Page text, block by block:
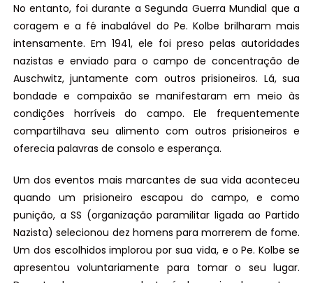
No entanto, foi durante a Segunda Guerra Mundial que a
coragem e a fé inabalável do Pe. Kolbe brilharam mais
intensamente. Em 1941, ele foi preso pelas autoridades
nazistas e enviado para o campo de concentração de
Auschwitz, juntamente com outros prisioneiros. Lá, sua
bondade e compaixão se manifestaram em meio às
condições horríveis do campo. Ele frequentemente
compartilhava seu alimento com outros prisioneiros e
oferecia palavras de consolo e esperança.
Um dos eventos mais marcantes de sua vida aconteceu
quando um prisioneiro escapou do campo, e como
punição, a SS (organização paramilitar ligada ao Partido
Nazista) selecionou dez homens para morrerem de fome.
Um dos escolhidos implorou por sua vida, e o Pe. Kolbe se
apresentou voluntariamente para tomar o seu lugar.